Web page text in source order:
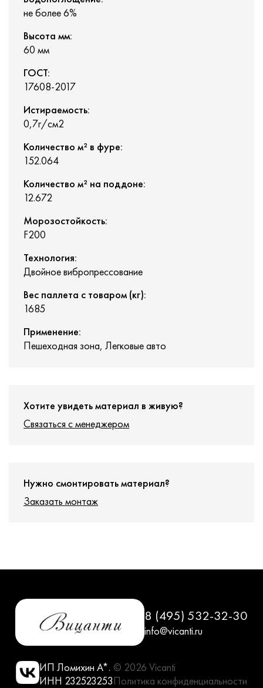
не более 6%
Высота мм:
60 мм
ГОСТ:
17608-2017
Истираемость:
0,7г/см2
Количество м² в фуре:
152.064
Количество м² на поддоне:
12.672
Морозостойкость:
F200
Технология:
Двойное вибропрессование
Вес паллета с товаром (кг):
1685
Применение:
Пешеходная зона, Легковые авто
Хотите увидеть материал в живую?
Связаться с менеджером
Нужно смонтировать материал?
Заказать монтаж
8 (495) 532-32-30
info@vicanti.ru
ИП Ломихин А*.
ИНН 232523253
© 2026 Vicanti
Политика конфиденциальности